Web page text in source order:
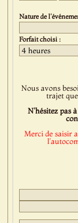
Nature de
Forfait choisi :
Nous avons
trajet
N'hésitez pas
Merci de saisir